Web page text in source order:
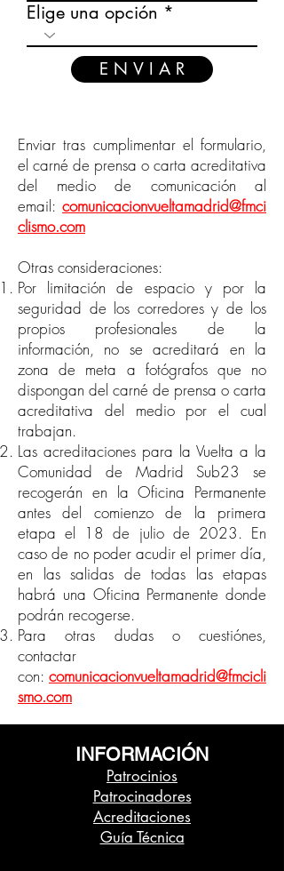
Elige una opción
E N V I A R
Enviar tras cumplimentar el formulario,
el carné de prensa o carta acreditativa
del medio de comunicación al
email: comunicacionvueltamadrid@fmci
clismo.com
Otras consideraciones:
Por limitación de espacio y por la
seguridad de los corredores y de los
propios profesionales de la
información, no se acreditará en la
zona de meta a fotógrafos que no
dispongan del carné de prensa o carta
acreditativa del medio por el cual
trabajan.
Las acreditaciones para la Vuelta a la
Comunidad de Madrid Sub23 se
recogerán en la Oficina Permanente
antes del comienzo de la primera
etapa el 18 de julio de 2023. En
caso de no poder acudir el primer día,
en las salidas de todas las etapas
habrá una Oficina Permanente donde
podrán recogerse.
Para otras dudas o cuestiónes,
contactar
con: comunicacionvueltamadrid@fmcicli
smo.com
INFORMACIÓN
Patrocinios
Patrocinadores
Acreditaciones
Guía Técnica